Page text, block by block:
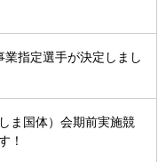
指定選手が決定しまし
ま国体）会期前実施競
！